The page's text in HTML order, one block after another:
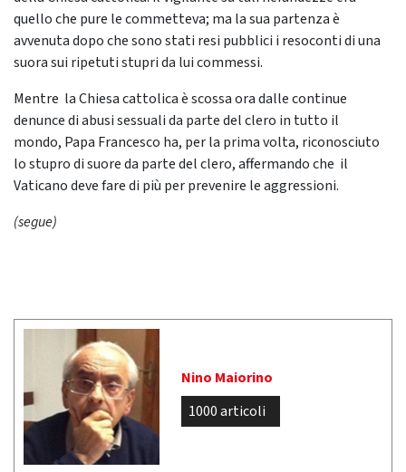
quello che pure le commetteva; ma la sua partenza è
avvenuta dopo che sono stati resi pubblici i resoconti di una
suora sui ripetuti stupri da lui commessi.
Mentre la Chiesa cattolica è scossa ora dalle continue
denunce di abusi sessuali da parte del clero in tutto il
mondo, Papa Francesco ha, per la prima volta, riconosciuto
lo stupro di suore da parte del clero, affermando che il
Vaticano deve fare di più per prevenire le aggressioni.
(segue)
Nino Maiorino
1000 articoli